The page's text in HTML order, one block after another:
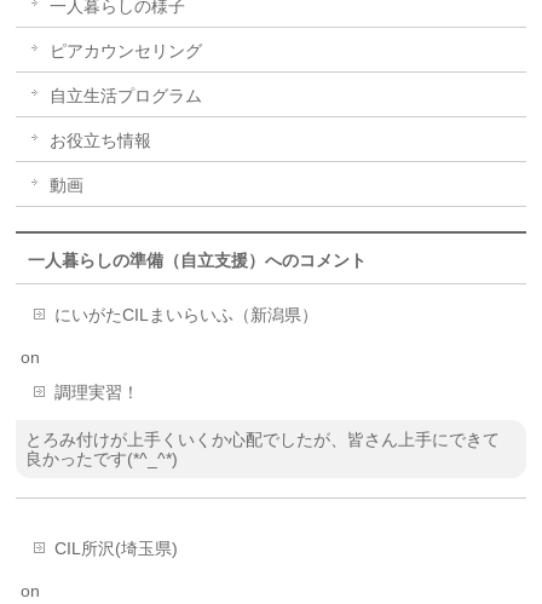
一人暮らしの様子
ピアカウンセリング
自立生活プログラム
お役立ち情報
動画
一人暮らしの準備（自立支援）へのコメント
にいがたCILまいらいふ（新潟県）
on
調理実習！
とろみ付けが上手くいくか心配でしたが、皆さん上手にできて
良かったです(*^_^*)
CIL所沢(埼玉県)
on